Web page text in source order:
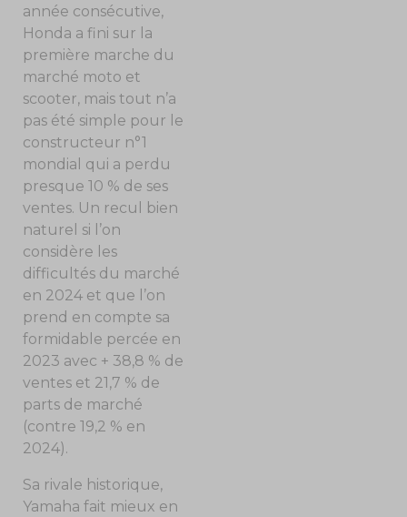
année consécutive,
Honda a fini sur la
première marche du
marché moto et
scooter, mais tout n’a
pas été simple pour le
constructeur n°1
mondial qui a perdu
presque 10 % de ses
ventes. Un recul bien
naturel si l’on
considère les
difficultés du marché
en 2024 et que l’on
prend en compte sa
formidable percée en
2023 avec + 38,8 % de
ventes et 21,7 % de
parts de marché
(contre 19,2 % en
2024).
Sa rivale historique,
Yamaha fait mieux en